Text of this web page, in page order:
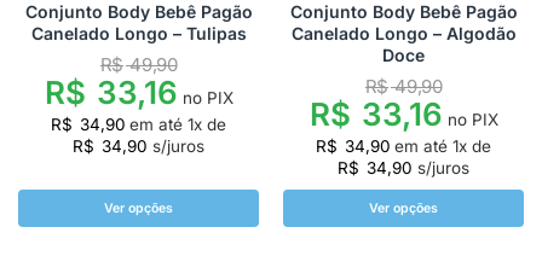
Conjunto Body Bebê Pagão
Canelado Longo – Tulipas
R$49,90
R$ 33,16 no PIX
R$ 34,90 em até 1x de
R$ 34,90 s/juros
Ver opções
Conjunto Body Bebê Pagão
Canelado Longo – Algodão
Doce
R$49,90
R$ 33,16 no PIX
R$ 34,90 em até 1x de
R$ 34,90 s/juros
Ver opções